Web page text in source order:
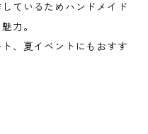
ているためハンドメイド
力。
、夏イベントにもおすす